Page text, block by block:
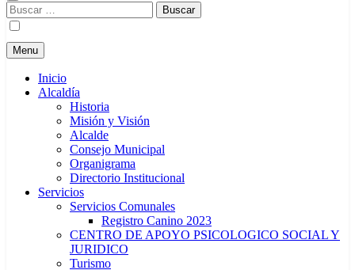
Buscar:
Menu
Inicio
Alcaldía
Historia
Misión y Visión
Alcalde
Consejo Municipal
Organigrama
Directorio Institucional
Servicios
Servicios Comunales
Registro Canino 2023
CENTRO DE APOYO PSICOLOGICO SOCIAL Y
JURIDICO
Turismo